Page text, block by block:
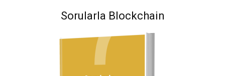
Sorularla Blockchain